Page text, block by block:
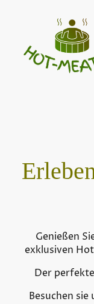
Genießen
exklusiven
Der
Besuchen